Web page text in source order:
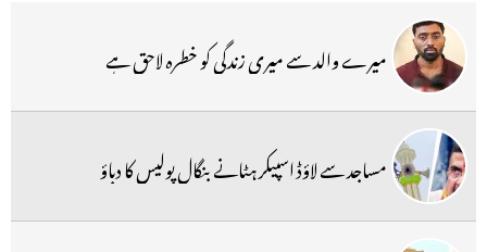
میرے والد سے میری زندگی کو خطرہ لاحق ہے
مساجد سے لاؤڈ اسپیکر ہٹانے بنگال پولیس کا دباؤ